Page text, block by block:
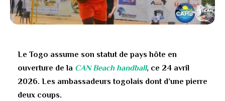
Le Togo assume son statut de pays hôte en
ouverture de la CAN Beach handball, ce 24 avril
2026. Les ambassadeurs togolais dont d’une pierre
deux coups.